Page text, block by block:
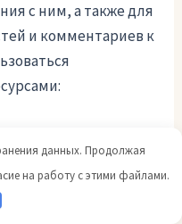
с ним, а также для
и комментариев к
Федерации РФ
фз, а также
данных. Продолжая
на работу с этими файлами.